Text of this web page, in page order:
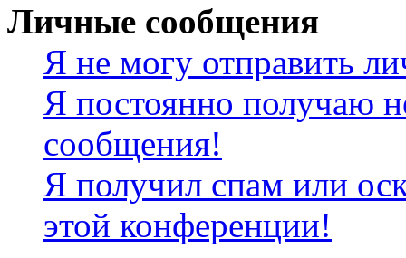
Личные сообщения
Я не могу отправить
Я постоянно получаю
сообщения!
Я получил спам или
этой конференции!